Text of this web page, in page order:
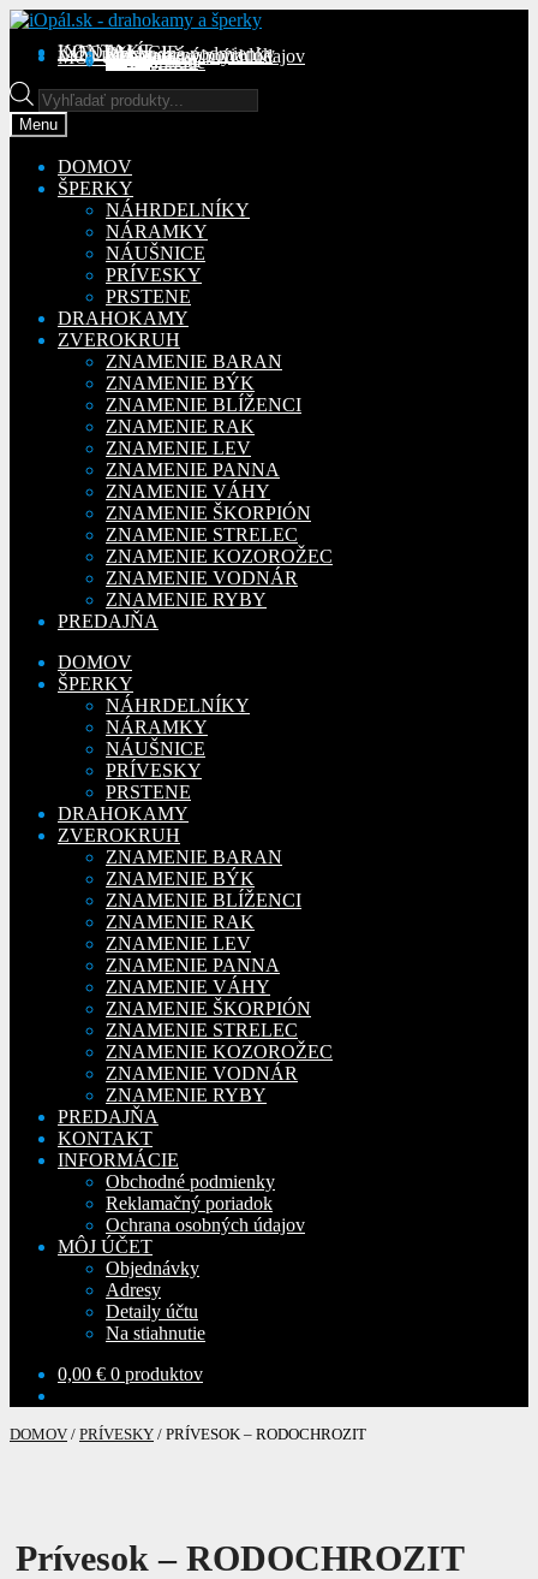
Preskočiť
navigáciu
Preskočiť
obsah
KONTAKT
INFORMÁCIE
Obchodné podmienky
Reklamačný poriadok
Ochrana osobných údajov
MÔJ ÚČETObjednávky
Adresy
Detaily účtu
Na stiahnutie
Products
search
Menu
DOMOV
ŠPERKY
NÁHRDELNÍKY
NÁRAMKY
NÁUŠNICE
PRÍVESKY
PRSTENE
DRAHOKAMY
ZVEROKRUH
ZNAMENIE BARAN
ZNAMENIE BÝK
ZNAMENIE BLÍŽENCI
ZNAMENIE RAK
ZNAMENIE LEV
ZNAMENIE PANNA
ZNAMENIE VÁHY
ZNAMENIE ŠKORPIÓN
ZNAMENIE STRELEC
ZNAMENIE KOZOROŽEC
ZNAMENIE VODNÁR
ZNAMENIE RYBY
PREDAJŇA
DOMOV
ŠPERKY
NÁHRDELNÍKY
NÁRAMKY
NÁUŠNICE
PRÍVESKY
PRSTENE
DRAHOKAMY
ZVEROKRUH
ZNAMENIE BARAN
ZNAMENIE BÝK
ZNAMENIE BLÍŽENCI
ZNAMENIE RAK
ZNAMENIE LEV
ZNAMENIE PANNA
ZNAMENIE VÁHY
ZNAMENIE ŠKORPIÓN
ZNAMENIE STRELEC
ZNAMENIE KOZOROŽEC
ZNAMENIE VODNÁR
ZNAMENIE RYBY
PREDAJŇA
KONTAKT
INFORMÁCIE
Obchodné podmienky
Reklamačný poriadok
Ochrana osobných údajov
MÔJ ÚČET
Objednávky
Adresy
Detaily účtu
Na stiahnutie
0,00 € 0 produktov
DOMOV / PRÍVESKY / PRÍVESOK – RODOCHROZIT
Prívesok – RODOCHROZIT